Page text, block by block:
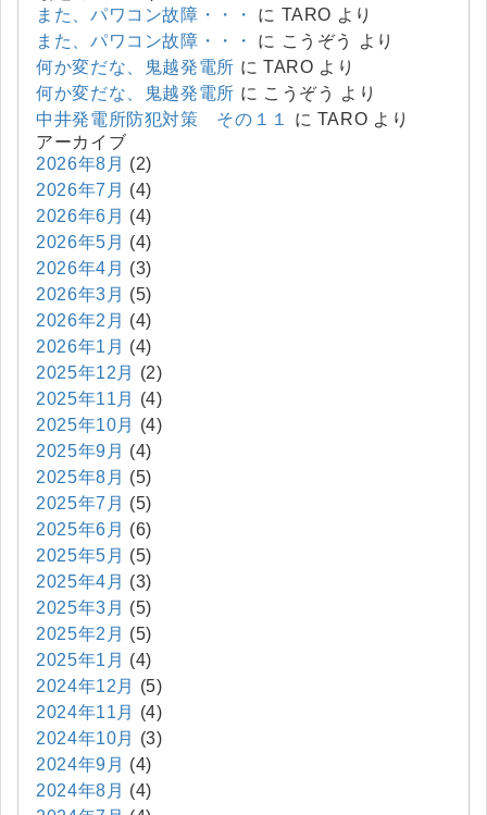
また、パワコン故障・・・
に TARO より
また、パワコン故障・・・
に こうぞう
より
何か変だな、鬼越発電所 に TARO より
何か変だな、鬼越発電所 に こうぞう
より
中井発電所防犯対策 その１１
に TARO より
アーカイブ
2026年8月 (2)
2026年7月 (4)
2026年6月 (4)
2026年5月 (4)
2026年4月 (3)
2026年3月 (5)
2026年2月 (4)
2026年1月 (4)
2025年12月
(2)
2025年11月
(4)
2025年10月
(4)
2025年9月 (4)
2025年8月 (5)
2025年7月 (5)
2025年6月 (6)
2025年5月 (5)
2025年4月 (3)
2025年3月 (5)
2025年2月 (5)
2025年1月 (4)
2024年12月
(5)
2024年11月
(4)
2024年10月
(3)
2024年9月 (4)
2024年8月 (4)